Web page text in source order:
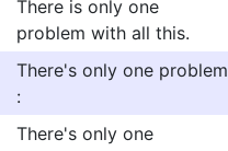
There is only one
problem with all this.
There's only one problem
:
There's only one